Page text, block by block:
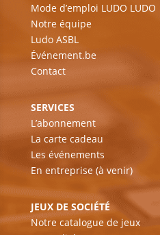
Mode d’emploi LUDO LUDO
Notre équipe
Ludo ASBL
Événement.be
Contact
SERVICES
L’abonnement
La carte cadeau
Les événements
En entreprise (à venir)
JEUX DE SOCIÉTÉ
Notre catalogue de jeux